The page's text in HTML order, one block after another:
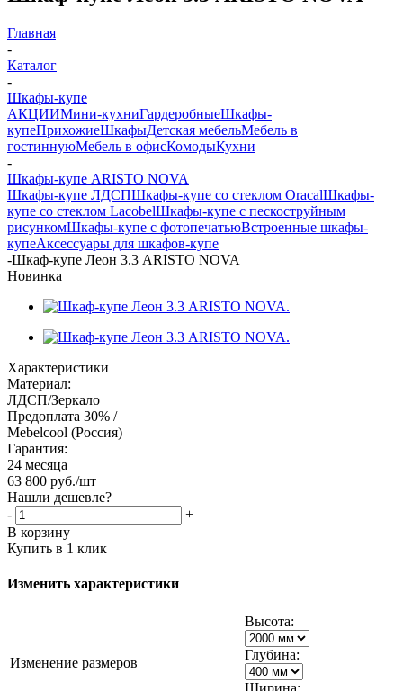
Главная
-
Каталог
-
Шкафы-купе
АКЦИИМини-кухниГардеробныеШкафы-
купеПрихожиеШкафыДетская мебельМебель в
гостиннуюМебель в офисКомодыКухни
-
Шкафы-купе ARISTO NOVA
Шкафы-купе ЛДСПШкафы-купе со стеклом OracalШкафы-
купе со стеклом LacobelШкафы-купе с пескоструйным
рисункомШкафы-купе с фотопечатьюВстроенные шкафы-
купеАксессуары для шкафов-купе
-Шкаф-купе Леон 3.3 ARISTO NOVA
Новинка
Характеристики
Материал:
ЛДСП/Зеркало
Предоплата 30% /
Mebelcool (Россия)
Гарантия:
24 месяца
63 800 руб./шт
Нашли дешевле?
-
+
В корзину
Купить в 1 клик
Изменить характеристики
Изменение размеров
Высота:
Глубина: